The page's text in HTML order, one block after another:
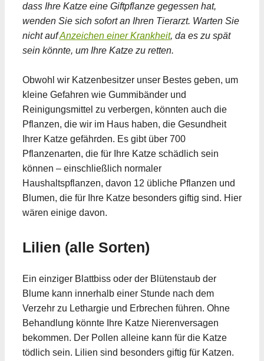
dass Ihre Katze eine Giftpflanze gegessen hat,
wenden Sie sich sofort an Ihren Tierarzt. Warten Sie
nicht aufAnzeichen einer Krankheit, da es zu spät
sein könnte, um Ihre Katze zu retten.
Obwohl wir Katzenbesitzer unser Bestes geben, um
kleine Gefahren wie Gummibänder und
Reinigungsmittel zu verbergen, könnten auch die
Pflanzen, die wir im Haus haben, die Gesundheit
Ihrer Katze gefährden. Es gibt über 700
Pflanzenarten, die für Ihre Katze schädlich sein
können – einschließlich normaler
Haushaltspflanzen, davon 12 übliche Pflanzen und
Blumen, die für Ihre Katze besonders giftig sind. Hier
wären einige davon.
Lilien (alle Sorten)
Ein einziger Blattbiss oder der Blütenstaub der
Blume kann innerhalb einer Stunde nach dem
Verzehr zu Lethargie und Erbrechen führen. Ohne
Behandlung könnte Ihre Katze Nierenversagen
bekommen. Der Pollen alleine kann für die Katze
tödlich sein. Lilien sind besonders giftig für Katzen.